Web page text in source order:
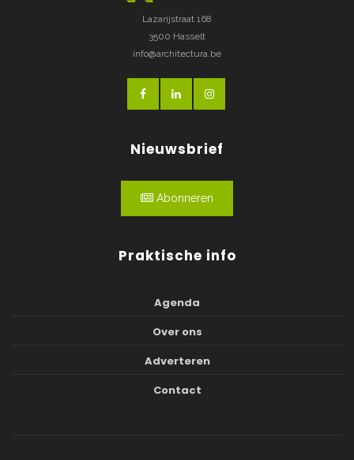
Lazarijstraat 168
3500 Hasselt
info@architectura.be
Nieuwsbrief
Abonneren
Praktische info
Agenda
Over ons
Adverteren
Contact